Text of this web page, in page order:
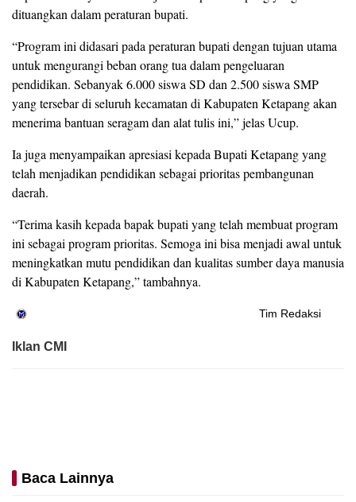
dituangkan dalam peraturan bupati.
“Program ini didasari pada peraturan bupati dengan tujuan utama
untuk mengurangi beban orang tua dalam pengeluaran
pendidikan. Sebanyak 6.000 siswa SD dan 2.500 siswa SMP
yang tersebar di seluruh kecamatan di Kabupaten Ketapang akan
menerima bantuan seragam dan alat tulis ini,” jelas Ucup.
Ia juga menyampaikan apresiasi kepada Bupati Ketapang yang
telah menjadikan pendidikan sebagai prioritas pembangunan
daerah.
“Terima kasih kepada bapak bupati yang telah membuat program
ini sebagai program prioritas. Semoga ini bisa menjadi awal untuk
meningkatkan mutu pendidikan dan kualitas sumber daya manusia
di Kabupaten Ketapang,” tambahnya.
Tim Redaksi
Iklan CMI
Baca Lainnya